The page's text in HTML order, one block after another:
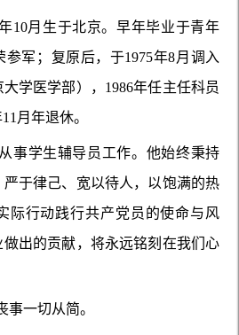
10月生于北京。早年毕业于青年
参军；复原后，于1975年8月调入
学医学部），1986年任主任科员
月年退休。
事学生辅导员工作。他始终秉持
于律己、宽以待人，以饱满的热
际行动践行共产党员的使命与风
出的贡献，将永远铭刻在我们心
事一切从简。